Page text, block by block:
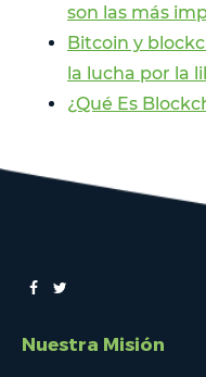
son las más
Bitcoin y
la lucha por la
¿Qué Es
Nuestra Misión